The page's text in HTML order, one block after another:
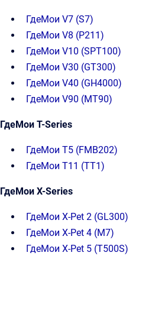
ГдеМои V7 (S7)
ГдеМои V8 (P211)
ГдеМои V10 (SPT100)
ГдеМои V30 (GT300)
ГдеМои V40 (GH4000)
ГдеМои V90 (MT90)
ГдеМои T-Series
ГдеМои T5 (FMB202)
ГдеМои T11 (TT1)
ГдеМои X-Series
ГдеМои X-Pet 2 (GL300)
ГдеМои X-Pet 4 (M7)
ГдеМои X-Pet 5 (T500S)